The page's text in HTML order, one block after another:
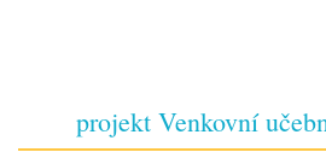
projekt Venkovní